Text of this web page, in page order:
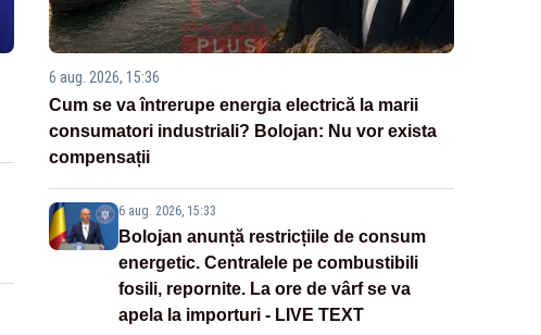
6 aug. 2026, 15:36
Cum se va întrerupe energia electrică la marii
consumatori industriali? Bolojan: Nu vor exista
compensații
6 aug. 2026, 15:33
Bolojan anunță restricțiile de consum
energetic. Centralele pe combustibili
fosili, repornite. La ore de vârf se va
apela la importuri - LIVE TEXT